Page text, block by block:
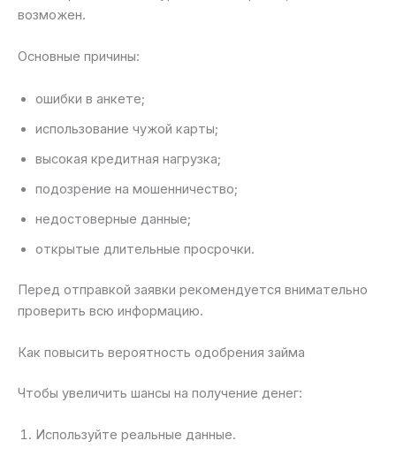
возможен.
Основные причины:
ошибки в анкете;
использование чужой карты;
высокая кредитная нагрузка;
подозрение на мошенничество;
недостоверные данные;
открытые длительные просрочки.
Перед отправкой заявки рекомендуется внимательно
проверить всю информацию.
Как повысить вероятность одобрения займа
Чтобы увеличить шансы на получение денег:
Используйте реальные данные.